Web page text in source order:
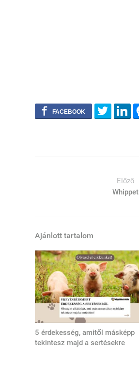
Előző
Whippet
Ajánlott tartalom
5 érdekesség, amitől másképp
tekintesz majd a sertésekre